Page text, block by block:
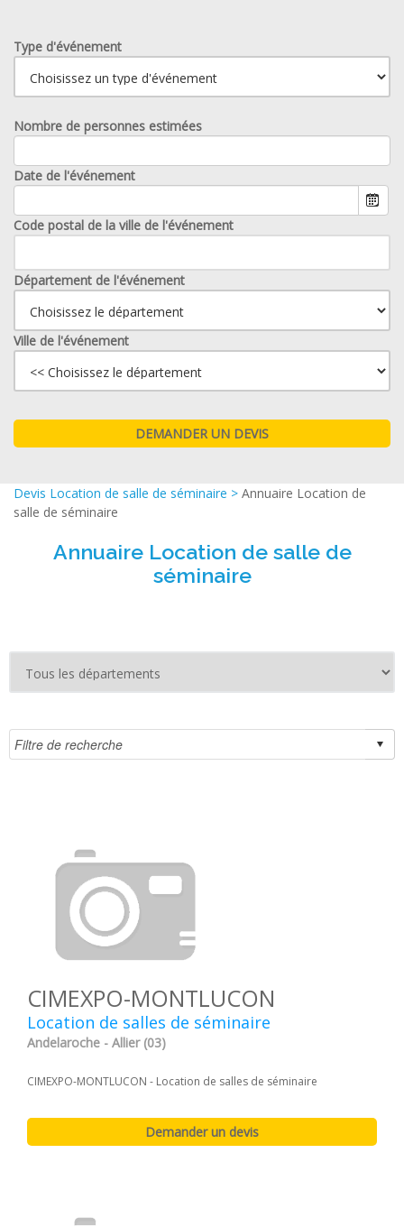
Type d'événement
Nombre de personnes estimées
Date de l'événement
Code postal de la ville de l'événement
Département de l'événement
Ville de l'événement
Devis Location de salle de séminaire > Annuaire Location de
salle de séminaire
Annuaire Location de salle de
séminaire
CIMEXPO-MONTLUCON
Location de salles de séminaire
Andelaroche - Allier (03)
CIMEXPO-MONTLUCON - Location de salles de séminaire